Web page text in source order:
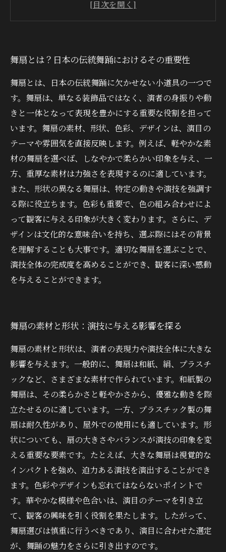
伝統文化を活かした舞扇で演技をさらに魅力的
に
舞扇とは？日本の伝統舞踊におけるその重要性
舞扇とは、日本の伝統舞踊に欠かせない小道具の一つで
す。舞扇は、単なる装飾品ではなく、演者の身振りや動
きと一体となって表現を豊かにする重要な役割を担って
います。舞扇の素材、形状、色彩、デザインは、演目の
テーマや雰囲気を直接反映します。例えば、軽やかな素
材の舞扇を選べば、しなやかで柔らかい印象を与え、一
方、重厚な素材は力強さを表現するのに適しています。
また、形状の異なる舞扇は、特定の動きや演技を強調す
る際に役立ちます。色彩も重要で、色の組み合わせによ
って観客に与える印象が大きく変わります。さらに、デ
ザインは文化的な意味合いを持ち、選ぶ際にはその背景
を理解することも大事です。適切な舞扇を選ぶことで、
演技全体の完成度を高めることができ、観客に深い感動
を与えることができます。
舞扇の素材と形状：演技に与える影響を探る
舞扇の素材と形状は、演者の表現力や演技全体に大きな
影響を与えます。一般的に、舞扇は和紙、絹、プラスチ
ックなど、さまざまな素材で作られています。和紙製の
舞扇は、その柔らかさと軽やかさから、優雅な動きを際
立たせるのに適しています。一方、プラスチック製の舞
扇は耐久性があり、屋外での使用にも適しています。形
状についても、扇の大きさやバランスが演技の印象を変
える重要な要素です。たとえば、大きな舞扇は視覚的な
インパクトを強め、迫力ある演技を演出することができ
ます。色彩やデザインも忘れてはならないポイントで
す。華やかな模様や色合いは、演目のテーマを引き立
て、観客の興味を引く役割を果たします。したがって、
舞扇選びは慎重に行うべきであり、演目に合わせた選定
が、舞踊の魅力をさらに引き出すのです。